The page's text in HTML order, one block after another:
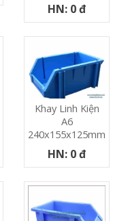
HN: 0 đ
Khay Linh Kiện
A6
240x155x125mm
HN: 0 đ